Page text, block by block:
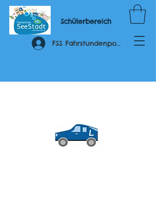
Schülerbereich
FSS Fahrstundenportal